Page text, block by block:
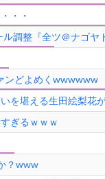
・・
整『全ツ＠ナゴヤ
ンどよめくwwwwww
を堪える生田絵梨花
ぎるｗｗｗ
？www